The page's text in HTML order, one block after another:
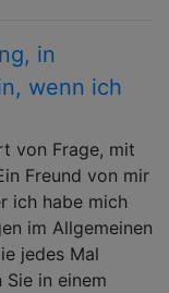
in
wenn ich
von Frage, mit
Freund von mir
ich habe mich
im Allgemeinen
jedes Mal
in einem